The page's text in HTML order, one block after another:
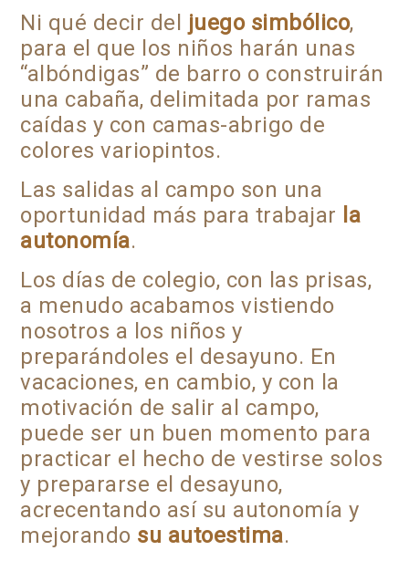
Ni qué decir del juego simbólico,
para el que los niños harán unas
“albóndigas” de barro o construirán
una cabaña, delimitada por ramas
caídas y con camas-abrigo de
colores variopintos.
Las salidas al campo son una
oportunidad más para trabajar la
autonomía.
Los días de colegio, con las prisas,
a menudo acabamos vistiendo
nosotros a los niños y
preparándoles el desayuno. En
vacaciones, en cambio, y con la
motivación de salir al campo,
puede ser un buen momento para
practicar el hecho de vestirse solos
y prepararse el desayuno,
acrecentando así su autonomía y
mejorando su autoestima.